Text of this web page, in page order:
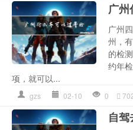
广州
广州
州，
的检
约年
项，就可以...
gzs 02-10 0
自